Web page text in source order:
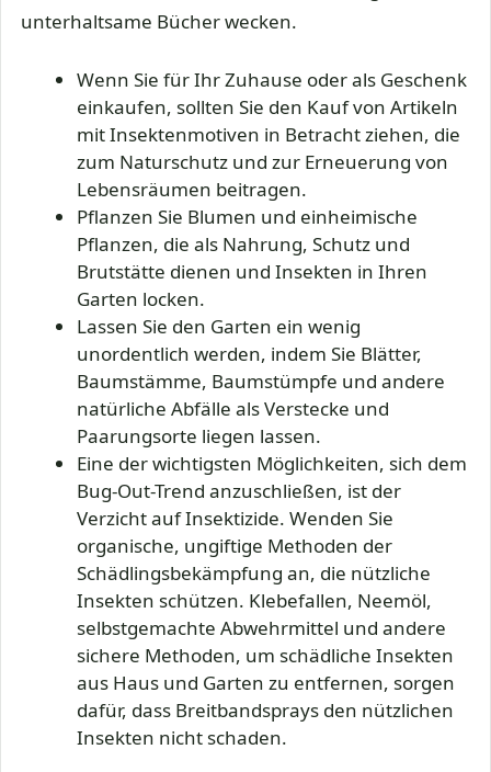
unterhaltsame Bücher wecken.
Wenn Sie für Ihr Zuhause oder als Geschenk
einkaufen, sollten Sie den Kauf von Artikeln
mit Insektenmotiven in Betracht ziehen, die
zum Naturschutz und zur Erneuerung von
Lebensräumen beitragen.
Pflanzen Sie Blumen und einheimische
Pflanzen, die als Nahrung, Schutz und
Brutstätte dienen und Insekten in Ihren
Garten locken.
Lassen Sie den Garten ein wenig
unordentlich werden, indem Sie Blätter,
Baumstämme, Baumstümpfe und andere
natürliche Abfälle als Verstecke und
Paarungsorte liegen lassen.
Eine der wichtigsten Möglichkeiten, sich dem
Bug-Out-Trend anzuschließen, ist der
Verzicht auf Insektizide. Wenden Sie
organische, ungiftige Methoden der
Schädlingsbekämpfung an, die nützliche
Insekten schützen. Klebefallen, Neemöl,
selbstgemachte Abwehrmittel und andere
sichere Methoden, um schädliche Insekten
aus Haus und Garten zu entfernen, sorgen
dafür, dass Breitbandsprays den nützlichen
Insekten nicht schaden.